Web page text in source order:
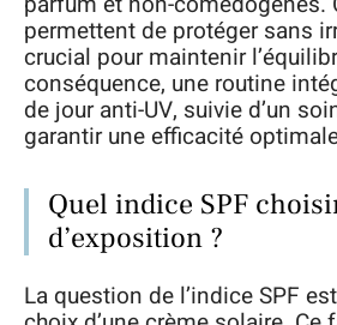
permettent de protéger sans
crucial pour maintenir
conséquence, une routine
de jour anti-UV, suivie d’un
garantir une efficacité
Quel indice SPF
d’exposition ?
La question de l’indice SPF